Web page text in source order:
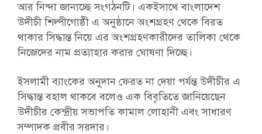
আর নিন্দা জানাচ্ছে সংগঠনটি। একইসাথে বাংলাদেশ
উদীচী শিল্পীগোষ্ঠী এ অনুষ্ঠানে অংশগ্রহণ থেকে বিরত
থাকার সিদ্ধান্ত নিয়ে এর অংশগ্রহণকারীদের তালিকা থেকে
নিজেদের নাম প্রত্যাহার করার ঘোষণা দিচ্ছে।
ইসলামী ব্যাংকের অনুদান ফেরত না দেয়া পর্যন্ত উদীচীর এ
সিদ্ধান্ত বহাল থাকবে বলেও এক বিবৃতিতে জানিয়েছেন
উদীচীর কেন্দ্রীয় সভাপতি কামাল লোহানী এবং সাধারণ
সম্পাদক প্রবীর সরদার।